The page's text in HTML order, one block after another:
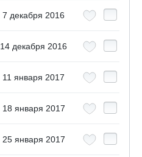
7 декабря 2016
14 декабря 2016
11 января 2017
18 января 2017
25 января 2017